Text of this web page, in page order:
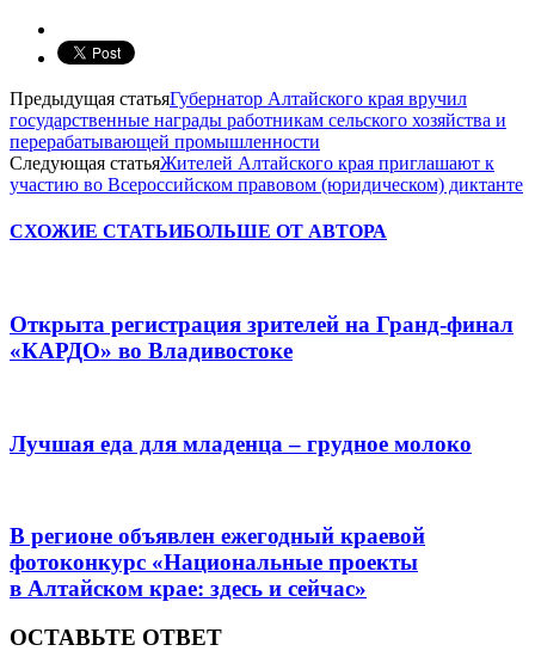
Предыдущая статьяГубернатор Алтайского края вручил
государственные награды работникам сельского хозяйства и
перерабатывающей промышленности
Следующая статьяЖителей Алтайского края приглашают к
участию во Всероссийском правовом (юридическом) диктанте
СХОЖИЕ СТАТЬИБОЛЬШЕ ОТ АВТОРА
Открыта регистрация зрителей на Гранд-финал
«КАРДО» во Владивостоке
Лучшая еда для младенца – грудное молоко
В регионе объявлен ежегодный краевой
фотоконкурс «Национальные проекты
в Алтайском крае: здесь и сейчас»
ОСТАВЬТЕ ОТВЕТ